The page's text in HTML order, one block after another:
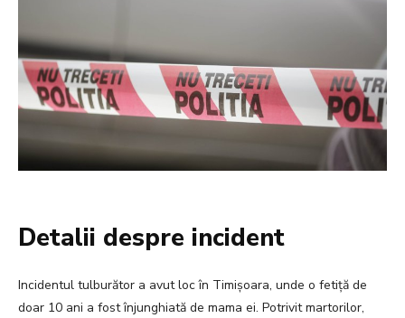
Detalii despre incident
Incidentul tulburător a avut loc în Timișoara, unde o fetiță de
doar 10 ani a fost înjunghiată de mama ei. Potrivit martorilor,